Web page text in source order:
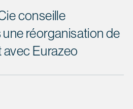
conseille
réorganisation de
Eurazeo